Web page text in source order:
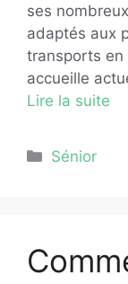
ses
adaptés aux
transports en
accueille
Lire la suite
Catégories
Sénior